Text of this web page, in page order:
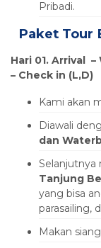
Pribadi.
Paket Tour
Hari 01. Arrival –
– Check in (L,D)
Kami akan
Diawali
dan
Selanjutnya
Tanjung
yang bisa
parasailing,
Makan